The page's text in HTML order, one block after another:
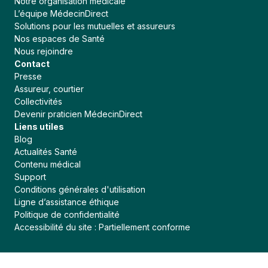
L’équipe MédecinDirect
Solutions pour les mutuelles et assureurs
Nos espaces de Santé
Nous rejoindre
Contact
Presse
Assureur, courtier
Collectivités
Devenir praticien MédecinDirect
Liens utiles
Blog
Actualités Santé
Contenu médical
Support
Conditions générales d'utilisation
Ligne d’assistance éthique
Politique de confidentialité
Accessibilité du site : Partiellement conforme